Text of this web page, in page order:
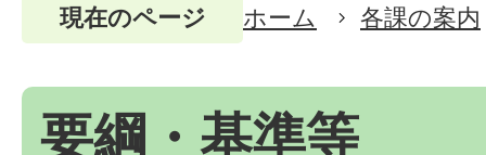
現在のページ ホーム 各課の案内
要綱・基準等